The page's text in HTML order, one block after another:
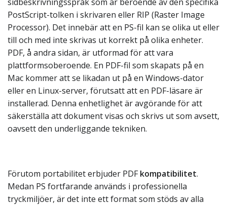
PostScript-tolken i skrivaren eller RIP (Raster Image
Processor). Det innebär att en PS-fil kan se olika ut eller
till och med inte skrivas ut korrekt på olika enheter.
PDF, å andra sidan, är utformad för att vara
plattformsoberoende. En PDF-fil som skapats på en
Mac kommer att se likadan ut på en Windows-dator
eller en Linux-server, förutsatt att en PDF-läsare är
installerad. Denna enhetlighet är avgörande för att
säkerställa att dokument visas och skrivs ut som avsett,
oavsett den underliggande tekniken.
Förutom portabilitet erbjuder PDFkompatibilitet.
Medan PS fortfarande används i professionella
tryckmiljöer, är det inte ett format som stöds av alla